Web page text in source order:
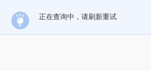
正在查询中，请刷新重试